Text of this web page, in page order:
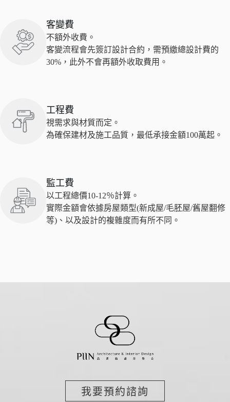
客變費
不額外收費。
客變流程會先簽訂設計合約，需預繳總設計費的
30%，此外不會再額外收取費用。
工程費
視需求與材質而定。
為確保建材及施工品質，最低承接金額100萬起。
監工費
以工程總價10-12％計算。
實際金額會依據房屋類型(新成屋/毛胚屋/舊屋翻修
等)、以及設計的複雜度而有所不同。
我要預約諮詢